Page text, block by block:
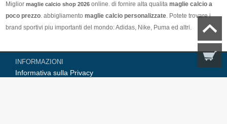
Miglior maglie calcio shop 2026 online. di fornire alta qualita maglie calcio a
poco prezzo. abbigliamento maglie calcio personalizzate. Potete trovare i
brand sportivi piu importanti del mondo: Adidas, Nike, Puma ed altri.
Nel nostro negozio trovi le calcio maglie italia Top Coppa Mondo 2026 Team(
Italia, Germania, Spagna, Argentina, Francia, Portogallo etc) piu importanti
delle squadre italiane (Juventus, AC Milan, Inter Milan, etc). Top europee
INFORMAZIONI
Informativa sulla Privacy